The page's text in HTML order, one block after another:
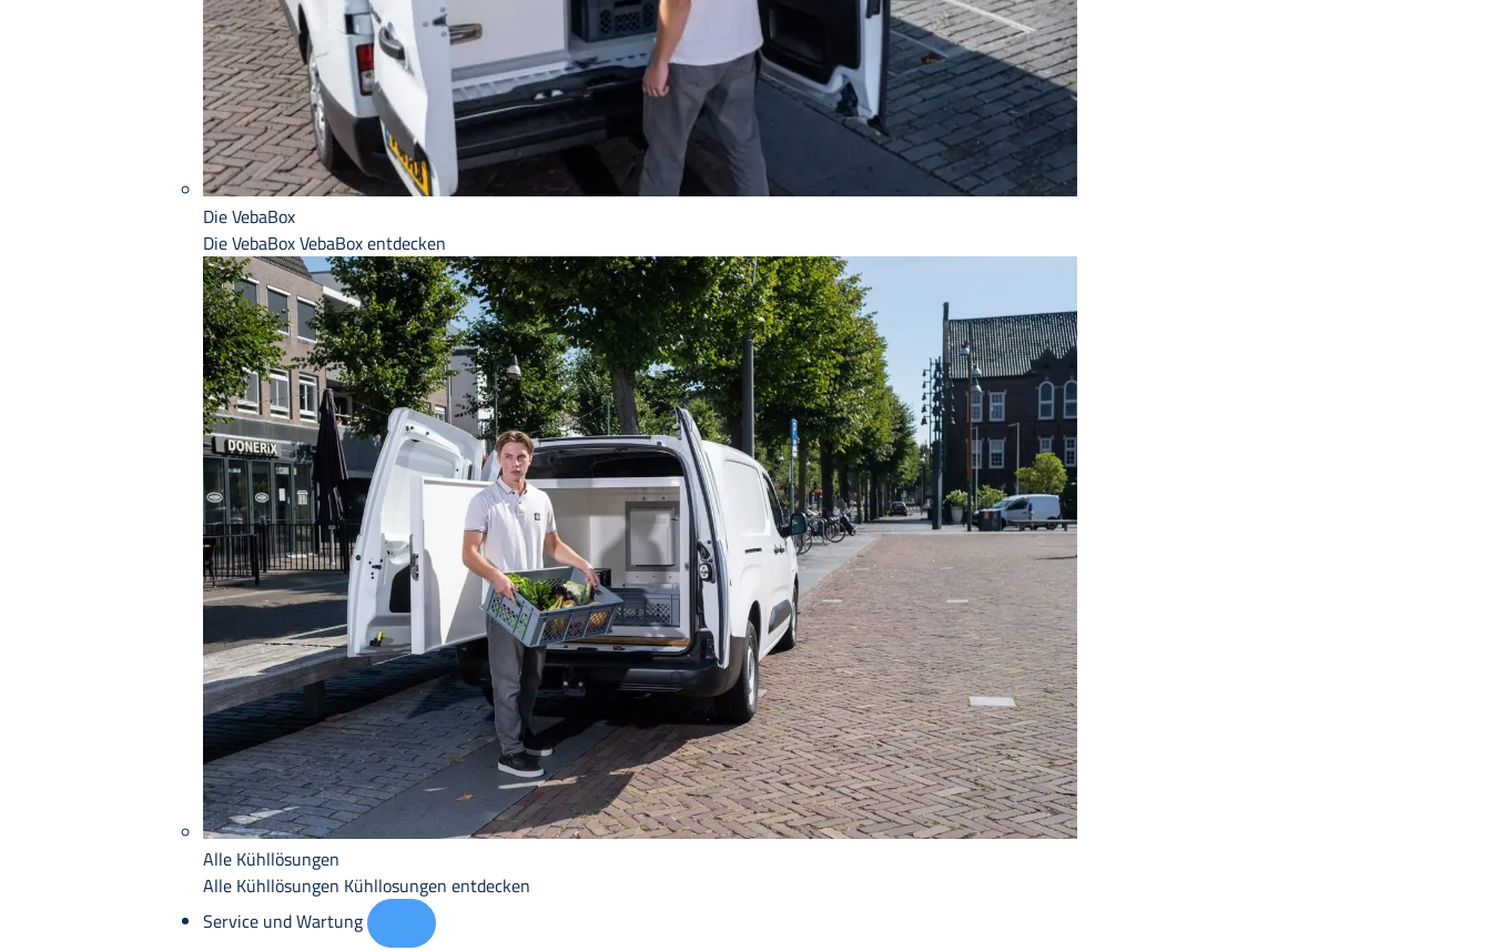
Die VebaBox
Die VebaBoxVebaBox entdecken
Alle Kühllösungen
Alle Kühllösungen Kühllosungen entdecken
Service und Wartung